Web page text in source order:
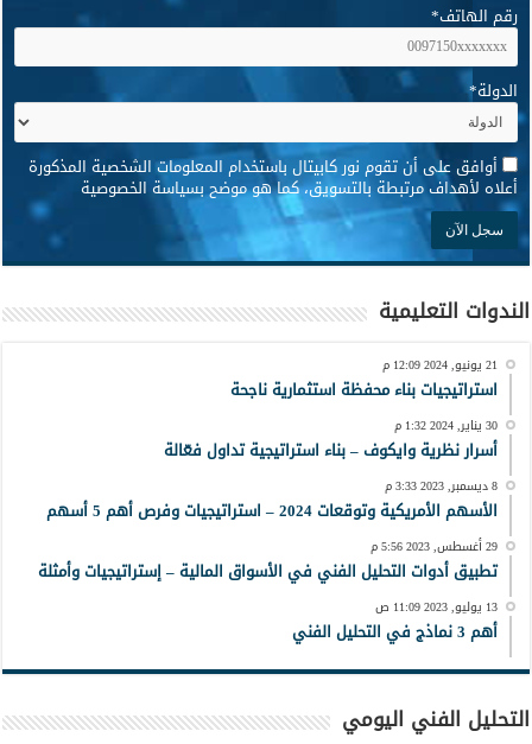
رقم الهاتف*
الدولة*
* أوافق على أن تقوم نور كابيتال باستخدام المعلومات الشخصية المذكورة
أعلاه لأهداف مرتبطة بالتسويق، كما هو موضح بسياسة الخصوصية
الندوات التعليمية
21 يونيو, 2024 12:09 م
استراتيجيات بناء محفظة استثمارية ناجحة
30 يناير, 2024 1:32 م
أسرار نظرية وايكوف – بناء استراتيجية تداول فعّالة
8 ديسمبر, 2023 3:33 م
الأسهم الأمريكية وتوقعات 2024 – استراتيجيات وفرص أهم 5 أسهم
29 أغسطس, 2023 5:56 م
تطبيق أدوات التحليل الفني في الأسواق المالية – إستراتيجيات وأمثلة
13 يوليو, 2023 11:09 ص
أهم 3 نماذج في التحليل الفني
التحليل الفني اليومي